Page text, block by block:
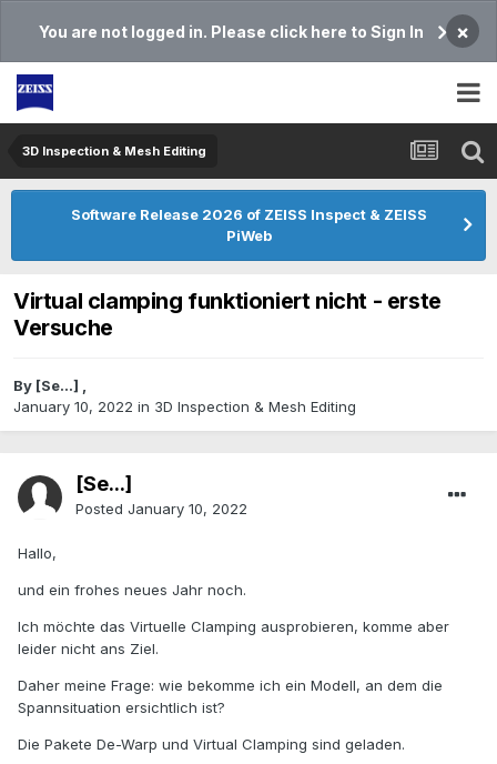
You are not logged in. Please click here to Sign In ×
3D Inspection & Mesh Editing​
Software Release 2026 of ZEISS Inspect & ZEISS
PiWeb
Virtual clamping funktioniert nicht - erste
Versuche
By [Se...] ,
January 10, 2022 in 3D Inspection & Mesh Editing​
[Se...]
Posted January 10, 2022
Hallo,
und ein frohes neues Jahr noch.
Ich möchte das Virtuelle Clamping ausprobieren, komme aber
leider nicht ans Ziel.
Daher meine Frage: wie bekomme ich ein Modell, an dem die
Spannsituation ersichtlich ist?
Die Pakete De-Warp und Virtual Clamping sind geladen.